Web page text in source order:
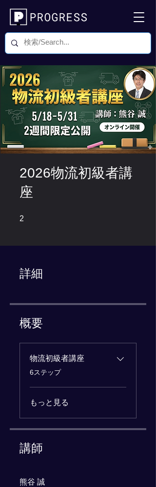
2026物流初級者講
座
2
詳細
概要
物流初級者講座
.
6ステップ
もっと見る
講師
熊谷 誠